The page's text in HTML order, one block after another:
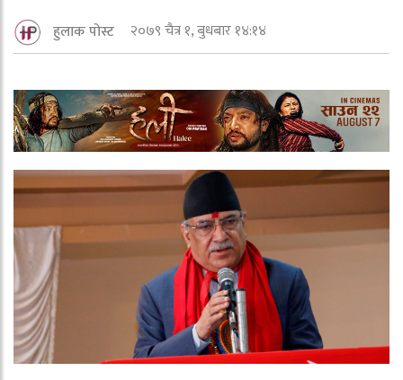
हुलाक पोस्ट २०७९ चैत्र १, बुधबार १४:१४